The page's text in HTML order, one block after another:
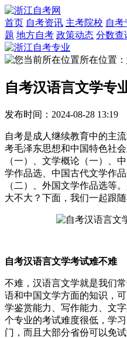
首页 自考资讯 主考院校 自考
题 地方自考 政策动态 分数查
所在位置：
自考汉语言文学专
发布时间：2024-08-28 13:19
自考是成人继续教育中的主
考毛泽东思想和中国特色社
（一）、文学概论（一）、
学作品选、中国古代文学作
（二）、外国文学作品选等
大不大？下面，我们一起跟
自考汉语言文学考试难不难
不难，汉语言文学就是我们
语和中国文学方面的知识，
学鉴赏能力、写作能力、文
个专业的考试难度很低，学
门，而且大部分省份可以免